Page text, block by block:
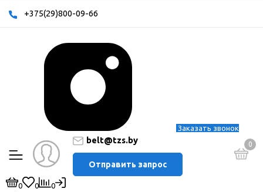
+375(29)800-09-66
Заказать звонок
belt@tzs.by
Отправить запрос
0
0 0
0